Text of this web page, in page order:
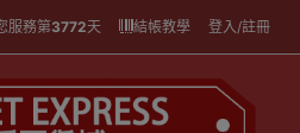
服務第3772天 結帳教學 登入/註冊